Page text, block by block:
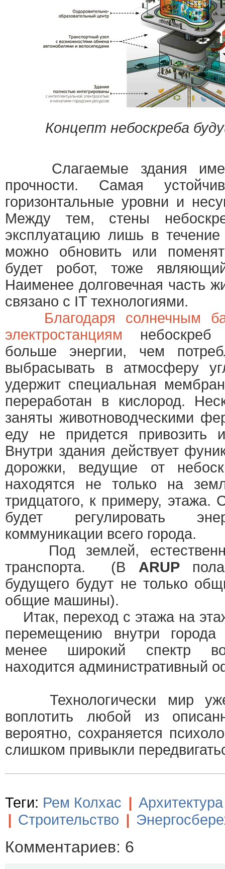
Концепт небоскреба
Слагаемые здания
прочности. Самая
горизонтальные уровни и
Между тем, стены
эксплуатацию лишь в
можно обновить или
будет робот, тоже
Наименее долговечная часть
связано с IT технологиями.
Благодаря солнечным
электростанциям небоскреб
больше энергии, чем
выбрасывать в атмосферу
удержит специальная
переработан в кислород.
заняты животноводческими
еду не придется привозить
Внутри здания действует
дорожки, ведущие от
находятся не только на
тридцатого, к примеру, этажа.
будет регулировать
коммуникации всего города.
Под землей,
транспорта. (В ARUP
будущего будут не только
общие машины).
Итак, переход с этажа на
перемещению внутри
менее широкий спектр
находится административный
Технологически мир уже
воплотить любой из
вероятно, сохраняется
слишком привыкли
Теги: Рем Колхас | Архитектура
| Строительство |
Комментариев: 6